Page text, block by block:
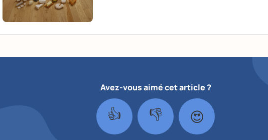
Avez-vous aimé cet article ?
👍 👎 😍